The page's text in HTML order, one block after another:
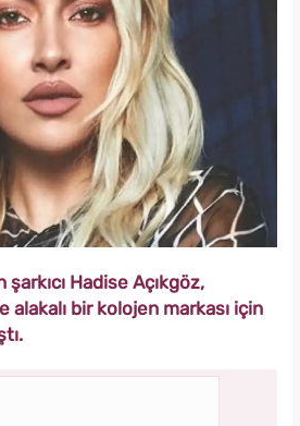
Hadise Açıkgöz,
bir kolojen markası için